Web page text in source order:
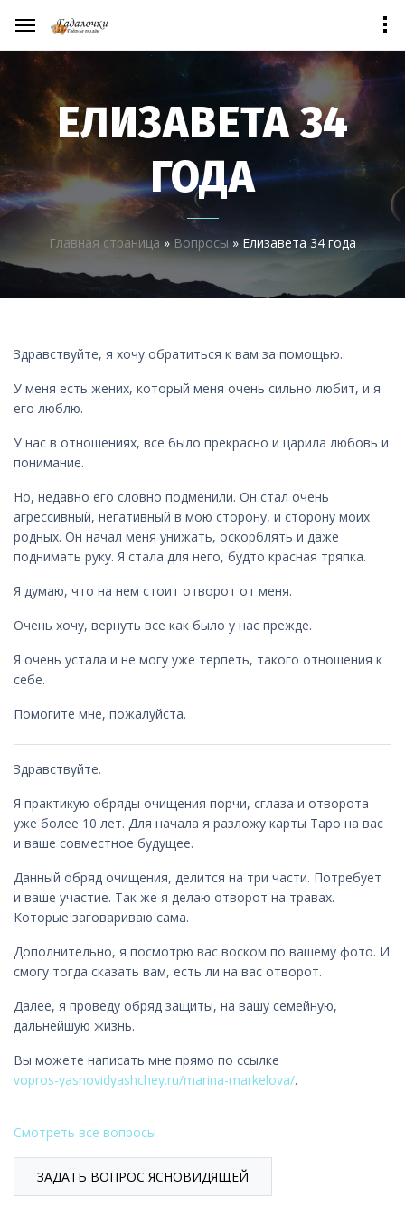
ЕЛИЗАВЕТА 34
ГОДА
Главная страница » Вопросы » Елизавета 34 года
Здравствуйте, я хочу обратиться к вам за помощью.
У меня есть жених, который меня очень сильно любит, и я
его люблю.
У нас в отношениях, все было прекрасно и царила любовь и
понимание.
Но, недавно его словно подменили. Он стал очень
агрессивный, негативный в мою сторону, и сторону моих
родных. Он начал меня унижать, оскорблять и даже
поднимать руку. Я стала для него, будто красная тряпка.
Я думаю, что на нем стоит отворот от меня.
Очень хочу, вернуть все как было у нас прежде.
Я очень устала и не могу уже терпеть, такого отношения к
себе.
Помогите мне, пожалуйста.
Здравствуйте.
Я практикую обряды очищения порчи, сглаза и отворота
уже более 10 лет. Для начала я разложу карты Таро на вас
и ваше совместное будущее.
Данный обряд очищения, делится на три части. Потребует
и ваше участие. Так же я делаю отворот на травах.
Которые заговариваю сама.
Дополнительно, я посмотрю вас воском по вашему фото. И
смогу тогда сказать вам, есть ли на вас отворот.
Далее, я проведу обряд защиты, на вашу семейную,
дальнейшую жизнь.
Вы можете написать мне прямо по ссылке
vopros-yasnovidyashchey.ru/marina-markelova/.
Смотреть все вопросы
ЗАДАТЬ ВОПРОС ЯСНОВИДЯЩЕЙ